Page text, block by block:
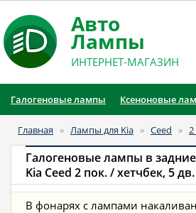
Авто
Лампы
ИНТЕРНЕТ-МАГАЗИН
Галогеновые лампы Ксеноновые
Главная » Лампы для Kia » Ceed » 2
Галогеновые лампы в
Kia Ceed 2 пок. / хетчбек, 5
В фонарях с лампами